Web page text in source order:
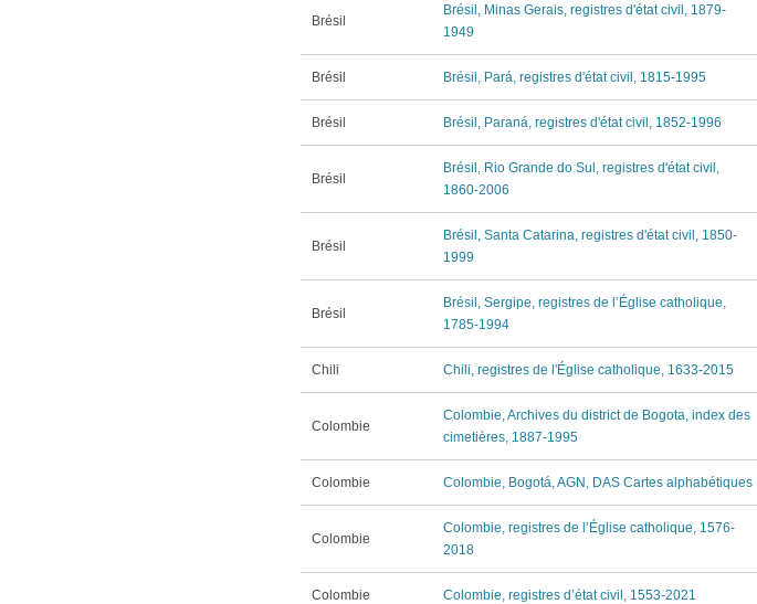
Brésil
Brésil, Minas Gerais, registres d'état civil, 1879-
1949
Brésil Brésil, Pará, registres d'état civil, 1815-1995
Brésil Brésil, Paraná, registres d'état civil, 1852-1996
Brésil
Brésil, Rio Grande do Sul, registres d'état civil,
1860-2006
Brésil
Brésil, Santa Catarina, registres d'état civil, 1850-
1999
Brésil
Brésil, Sergipe, registres de l’Église catholique,
1785-1994
Chili Chili, registres de l'Église catholique, 1633-2015
Colombie
Colombie, Archives du district de Bogota, index des
cimetières, 1887-1995
Colombie Colombie, Bogotá, AGN, DAS Cartes alphabétiques
Colombie
Colombie, registres de l’Église catholique, 1576-
2018
Colombie Colombie, registres d’état civil, 1553-2021